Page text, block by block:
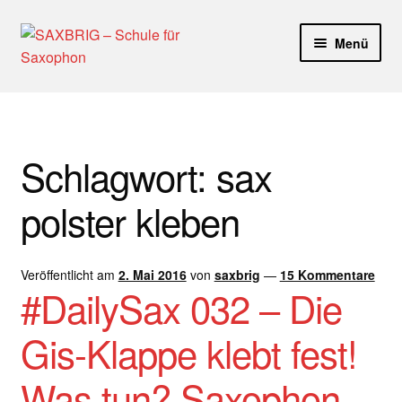
Zur
Navigation
Zum
Inhalt
Menü
Aktuelle Blog Artikel
ANMELDUNG
Dankeschön – Impro Basic Downloads (Youtube)
Datenschutz
Schlagwort: sax
polster kleben
Veröffentlicht am 2. Mai 2016 von saxbrig — 15 Kommentare
#DailySax 032 – Die
Gis-Klappe klebt fest!